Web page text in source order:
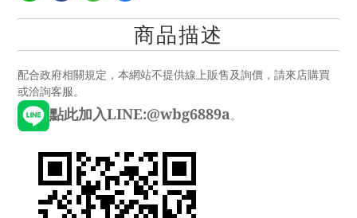
商品描述
配合政府相關規定，本網站不提供線上販售及詢價，請來店購買
或洽詢客服。
點此加入LINE:@wbg6889a。